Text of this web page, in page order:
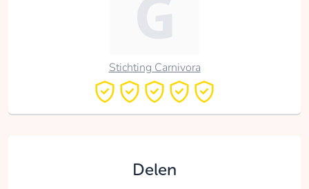
Stichting Carnivora
Delen